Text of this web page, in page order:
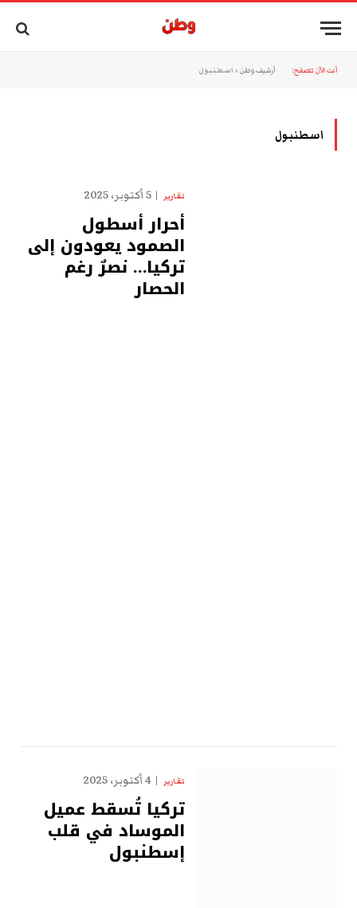
أنت الآن تتصفح: أرشيف وطن » اسطنبول
اسطنبول
تقارير 5 أكتوبر، 2025
أحرار أسطول
الصمود يعودون إلى
تركيا… نصرٌ رغم
الحصار
تقارير 4 أكتوبر، 2025
تركيا تُسقط عميل
الموساد في قلب
إسطنبول